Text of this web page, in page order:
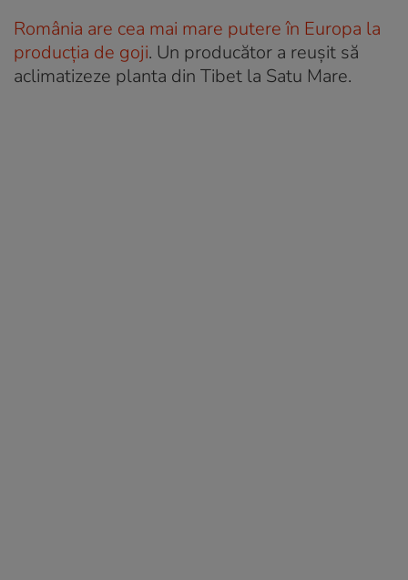
România are cea mai mare putere în Europa la
producția de goji. Un producător a reușit să
aclimatizeze planta din Tibet la Satu Mare.